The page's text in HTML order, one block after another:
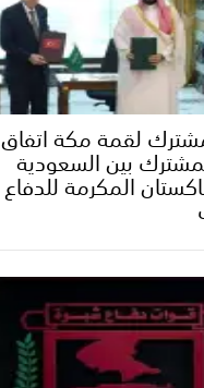
لقمة مكة اتفاق
بين السعودية
المكرمة للدفاع